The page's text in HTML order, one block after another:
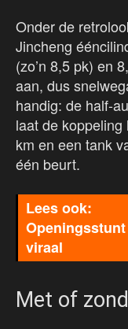
Onder de
Jincheng
(zo’n 8,5 pk) en
aan, dus
handig: de half-
laat de
km en een tank
één beurt.
viraal
Met of